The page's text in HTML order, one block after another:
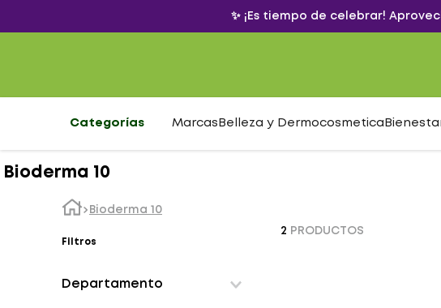
✨ ¡Es tiempo de celebrar!
Categorías Marcas Belleza y Dermocosmetica
Bioderma 10
Bioderma 10
Filtros
Departamento
2 PRODUCTOS